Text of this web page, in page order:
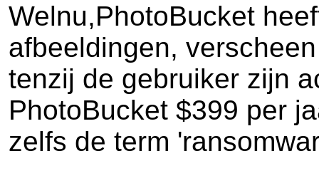
Welnu,PhotoBucket
afbeeldingen,
tenzij de gebruiker zijn
PhotoBucket $399 per
zelfs de term